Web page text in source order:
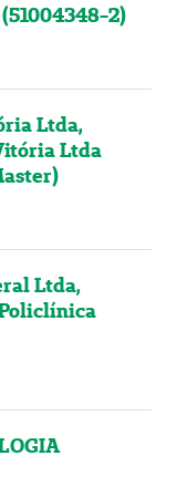
2)
Ltda,
Ltda
Ltda,